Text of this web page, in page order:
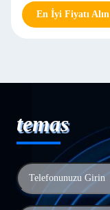
En İyi Fiyatı Alın
temas